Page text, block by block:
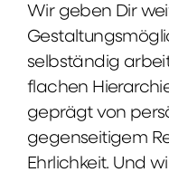
Wir geben Dir
selbständig
flachen
geprägt von
gegenseitigem
Ehrlichkeit. Und